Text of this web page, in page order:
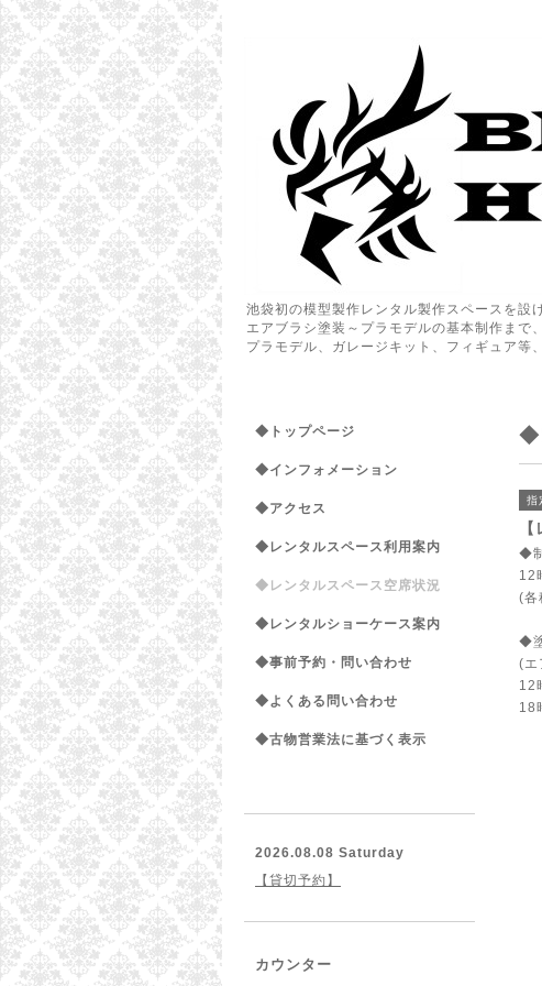
池袋初の模型製作レンタル製作スペースを設
エアブラシ塗装～プラモデルの基本制作まで
プラモデル、ガレージキット、フィギュア等
◆
指
◆
12
(各
◆
(エ
12
18
◆トップページ
◆インフォメーション
◆アクセス
◆レンタルスペース利用案内
◆レンタルスペース空席状況
◆レンタルショーケース案内
◆事前予約・問い合わせ
◆よくある問い合わせ
◆古物営業法に基づく表示
2026.08.08 Saturday
【貸切予約】
カウンター